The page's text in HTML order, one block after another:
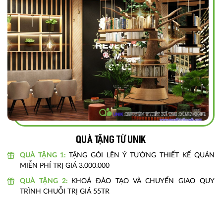
Quà tặng từ unik
QUÀ TẶNG 1: TẶNG GÓI LÊN Ý TƯỞNG THIẾT KẾ QUÁN
MIỄN PHÍ TRỊ GIÁ 3.000.000
QUÀ TẶNG 2:
KHOÁ ĐÀO TẠO VÀ CHUYỂN GIAO QUY
TRÌNH CHUỖI TRỊ GIÁ 55TR